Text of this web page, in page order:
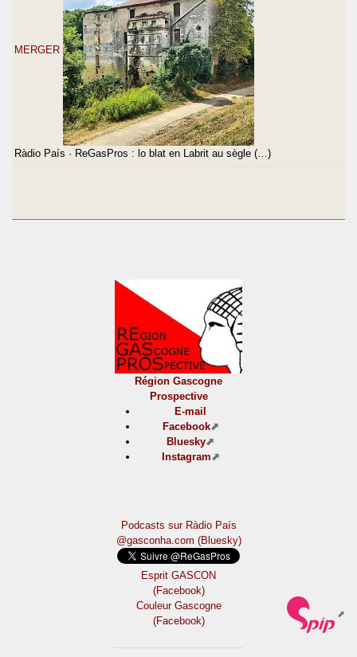
MERGER
Ràdio País · ReGasPros : lo blat en Labrit au sègle (…)
Région Gascogne
Prospective
E-mail
Facebook
Bluesky
Instagram
Podcasts sur Ràdio País
@gasconha.com (Bluesky)
Esprit GASCON
(Facebook)
Couleur Gascogne
(Facebook)